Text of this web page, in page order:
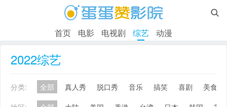

首页 电影 电视剧 综艺 动漫
2022综艺
分类: 全部 真人秀 脱口秀 音乐 搞笑 喜剧
美食